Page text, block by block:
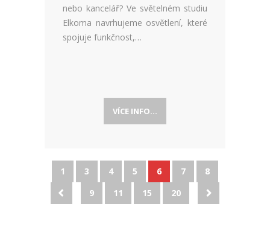
nebo kancelář? Ve světelném studiu
Elkoma navrhujeme osvětlení, které
spojuje funkčnost,…
VÍCE INFO...
1 3 4 5 6 7
8
9
11 15 20